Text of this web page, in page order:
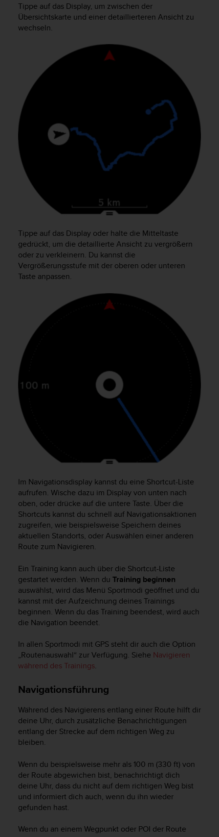
Tippe auf das Display, um zwischen der
Übersichtskarte und einer detaillierteren Ansicht zu
wechseln.
Tippe auf das Display oder halte die Mitteltaste
gedrückt, um die detaillierte Ansicht zu vergrößern
oder zu verkleinern. Du kannst die
Vergrößerungsstufe mit der oberen oder unteren
Taste anpassen.
Im Navigationsdisplay kannst du eine Shortcut-Liste
aufrufen. Wische dazu im Display von unten nach
oben, oder drücke auf die untere Taste. Über die
Shortcuts kannst du schnell auf Navigationsaktionen
zugreifen, wie beispielsweise Speichern deines
aktuellen Standorts, oder Auswählen einer anderen
Route zum Navigieren.
Ein Training kann auch über die Shortcut-Liste
gestartet werden. Wenn du Training beginnen
auswählst, wird das Menü Sportmodi geöffnet und du
kannst mit der Aufzeichnung deines Trainings
beginnen. Wenn du das Training beendest, wird auch
die Navigation beendet.
In allen Sportmodi mit GPS steht dir auch die Option
„Routenauswahl“ zur Verfügung. Siehe Navigieren
während des Trainings.
Navigationsführung
Während des Navigierens entlang einer Route hilft dir
deine Uhr, durch zusätzliche Benachrichtigungen
entlang der Strecke auf dem richtigen Weg zu
bleiben.
Wenn du beispielsweise mehr als 100 m (330 ft) von
der Route abgewichen bist, benachrichtigt dich
deine Uhr, dass du nicht auf dem richtigen Weg bist
und informiert dich auch, wenn du ihn wieder
gefunden hast.
Wenn du an einem Wegpunkt oder POI der Route